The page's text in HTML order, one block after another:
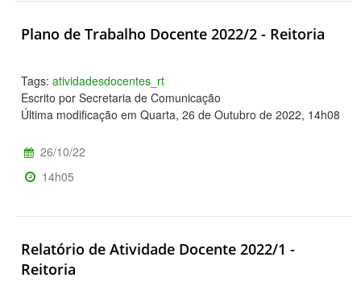
Plano de Trabalho Docente 2022/2 - Reitoria
Tags: atividadesdocentes_rt
Escrito por Secretaria de Comunicação
Última modificação em Quarta, 26 de Outubro de 2022, 14h08
26/10/22
14h05
Relatório de Atividade Docente 2022/1 -
Reitoria